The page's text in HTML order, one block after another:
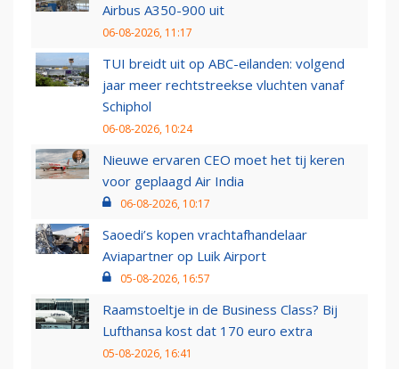
Airbus A350-900 uit
06-08-2026, 11:17
TUI breidt uit op ABC-eilanden: volgend
jaar meer rechtstreekse vluchten vanaf
Schiphol
06-08-2026, 10:24
Nieuwe ervaren CEO moet het tij keren
voor geplaagd Air India
06-08-2026, 10:17
Saoedi’s kopen vrachtafhandelaar
Aviapartner op Luik Airport
05-08-2026, 16:57
Raamstoeltje in de Business Class? Bij
Lufthansa kost dat 170 euro extra
05-08-2026, 16:41